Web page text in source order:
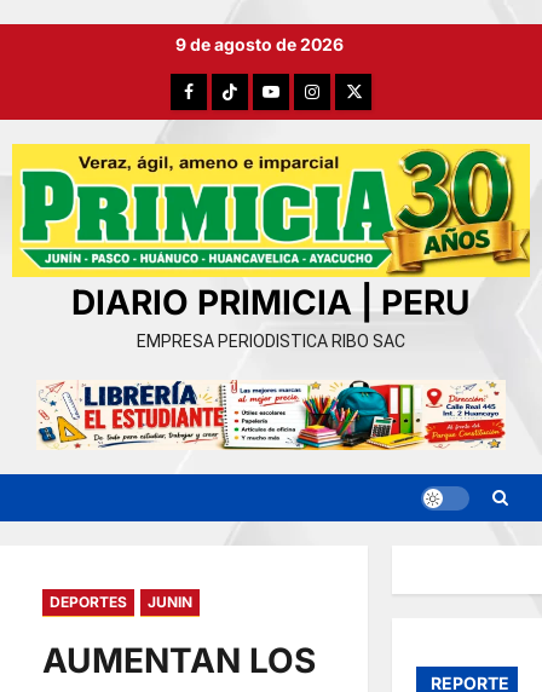
9 de agosto de 2026
FacebookTikTokYouTubeInstagram
X
DIARIO PRIMICIA | PERU
EMPRESA PERIODISTICA RIBO SAC
DEPORTES JUNIN
AUMENTAN LOS
REPORTE